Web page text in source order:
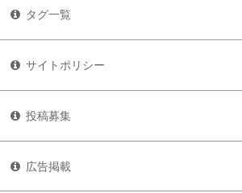
タグ一覧
サイトポリシー
投稿募集
広告掲載